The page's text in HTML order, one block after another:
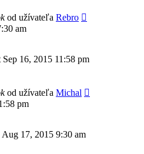
od užívateľa Rebro
am
Sep 16, 2015 11:58 pm
od užívateľa Michal
pm
Aug 17, 2015 9:30 am